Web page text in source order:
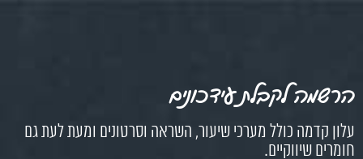
השראה וסרטונים ומעת לעת גם